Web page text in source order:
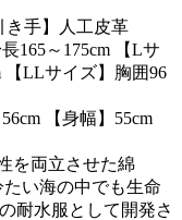
き手】人工皮革
165～175cm 【Lサ
【LLサイズ】胸囲96
【身幅】55cm
を両立させた綿
い海の中でも生命
耐水服として開発さ